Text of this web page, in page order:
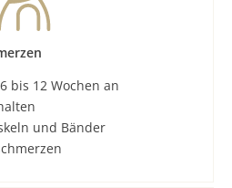
bis 12 Wochen an
und Bänder